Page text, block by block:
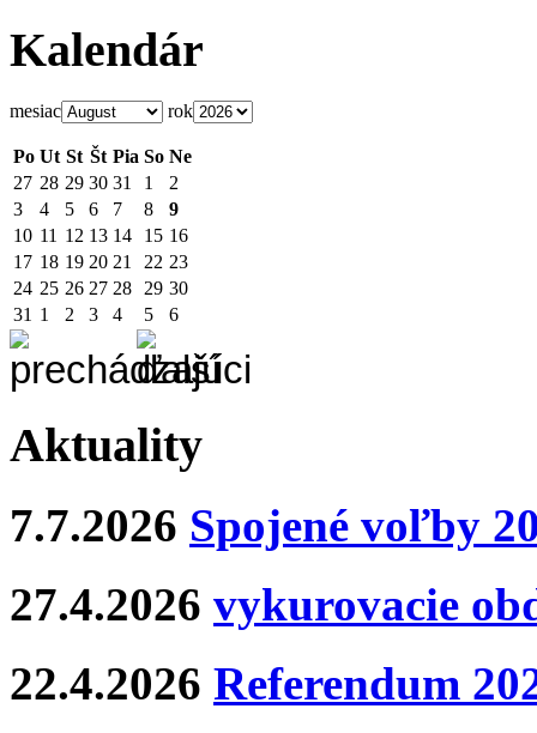
Kalendár
mesiac rok
Po Ut St Št Pia So Ne
27 28 29 30 31 1
2
3
4 5 6 7 8
9
10 11 12 13 14 15 16
17 18 19 20 21 22 23
24 25 26 27 28 29 30
31 1 2 3 4 5 6
Aktuality
7.7.2026 Spojené voľby
27.4.2026 vykurovacie
22.4.2026 Referendum